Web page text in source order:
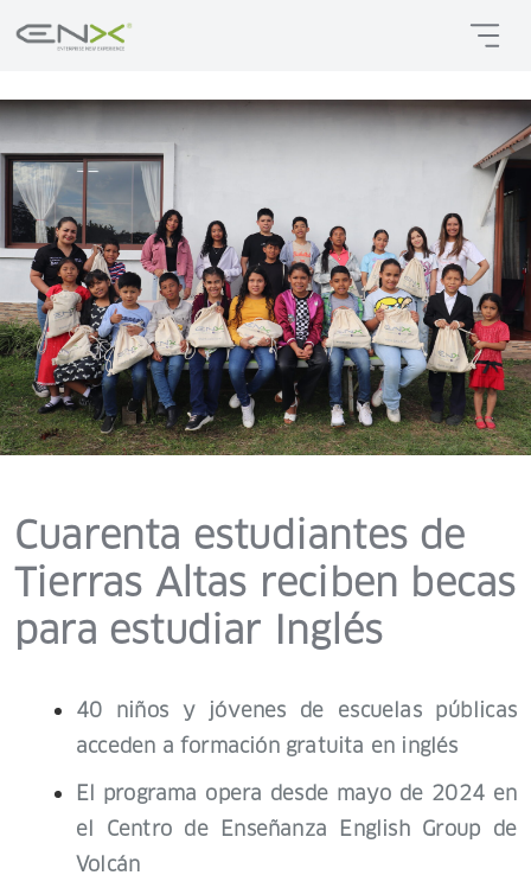
Cuarenta estudiantes de
Tierras Altas reciben becas
para estudiar Inglés
40 niños y jóvenes de escuelas públicas
acceden a formación gratuita en inglés
El programa opera desde mayo de 2024 en
el Centro de Enseñanza English Group de
Volcán